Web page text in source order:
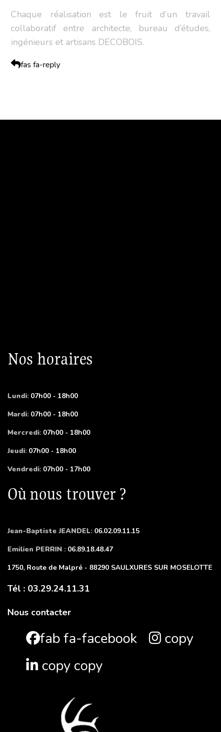
Chaque réalisation est le fruit d’un travail
collaboratif entre architecte, bureau d’études,
ingénieurs et artisans DECOBOIS.
fas fa-reply
Nos horaires
Lundi: 07h00 - 18h00
Mardi: 07h00 - 18h00
Mercredi: 07h00 - 18h00
Jeudi: 07h00 - 18h00
Vendredi: 07h00 - 17h00
Où nous trouver ?
Jean-Baptiste JEANDEL: 06.02.09.11.15
Emilien PERRIN : 06.89.18.48.47
1750, Route de Malpré - 88290 SAULXURES SUR MOSELOTTE
Tél : 03.29.24.11.31
Nous contacter
fab fa-facebook
copy
copy copy